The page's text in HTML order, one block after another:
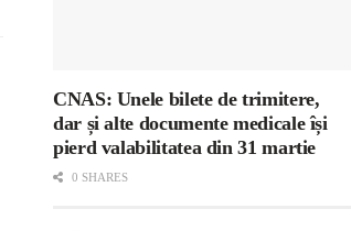
CNAS: Unele bilete de trimitere,
dar și alte documente medicale își
pierd valabilitatea din 31 martie
0 SHARES